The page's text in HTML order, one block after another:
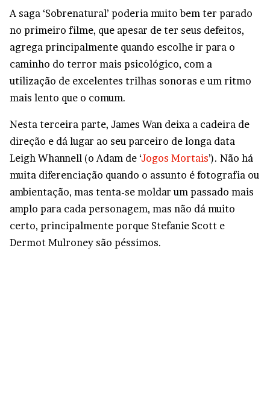
A saga ‘Sobrenatural’ poderia muito bem ter parado
no primeiro filme, que apesar de ter seus defeitos,
agrega principalmente quando escolhe ir para o
caminho do terror mais psicológico, com a
utilização de excelentes trilhas sonoras e um ritmo
mais lento que o comum.
Nesta terceira parte, James Wan deixa a cadeira de
direção e dá lugar ao seu parceiro de longa data
Leigh Whannell (o Adam de ‘Jogos Mortais’). Não há
muita diferenciação quando o assunto é fotografia ou
ambientação, mas tenta-se moldar um passado mais
amplo para cada personagem, mas não dá muito
certo, principalmente porque Stefanie Scott e
Dermot Mulroney são péssimos.